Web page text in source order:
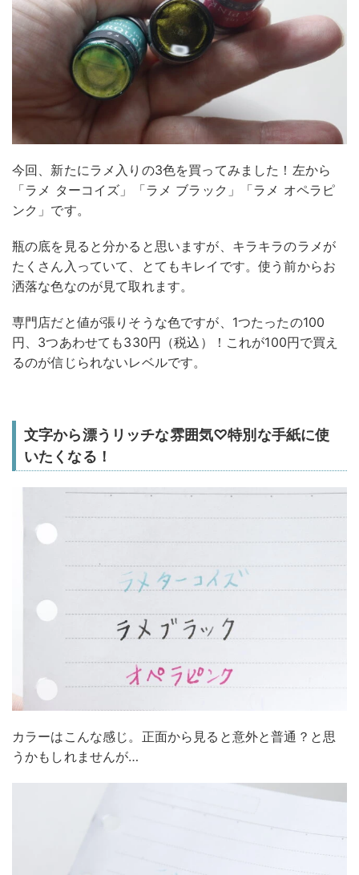
今回、新たにラメ入りの3色を買ってみました！左から
「ラメ ターコイズ」「ラメ ブラック」「ラメ オペラピ
ンク」です。
瓶の底を見ると分かると思いますが、キラキラのラメが
たくさん入っていて、とてもキレイです。使う前からお
洒落な色なのが見て取れます。
専門店だと値が張りそうな色ですが、1つたったの100
円、3つあわせても330円（税込）！これが100円で買え
るのが信じられないレベルです。
文字から漂うリッチな雰囲気♡特別な手紙に使
いたくなる！
カラーはこんな感じ。正面から見ると意外と普通？と思
うかもしれませんが…